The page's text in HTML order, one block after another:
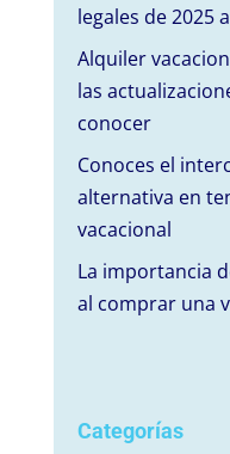
legales de 2025
Alquiler
las
conocer
Conoces el
alternativa en
vacacional
La importancia
al comprar una
Categorías